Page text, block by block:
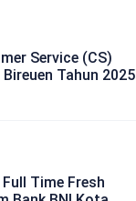
Service (CS)
Bireuen Tahun 2025
Time Fresh